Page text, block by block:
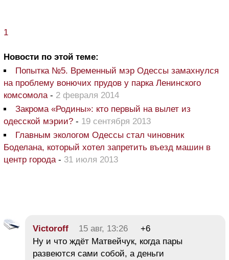
1
Новости по этой теме:
Попытка №5. Временный мэр Одессы замахнулся
на проблему вонючих прудов у парка Ленинского
комсомола - 2 февраля 2014
Закрома «Родины»: кто первый на вылет из
одесской мэрии? - 19 сентября 2013
Главным экологом Одессы стал чиновник
Боделана, который хотел запретить въезд машин в
центр города - 31 июля 2013
Victoroff 15 авг, 13:26
+6
Ну и что ждёт Матвейчук, когда пары
развеются сами собой, а деньги